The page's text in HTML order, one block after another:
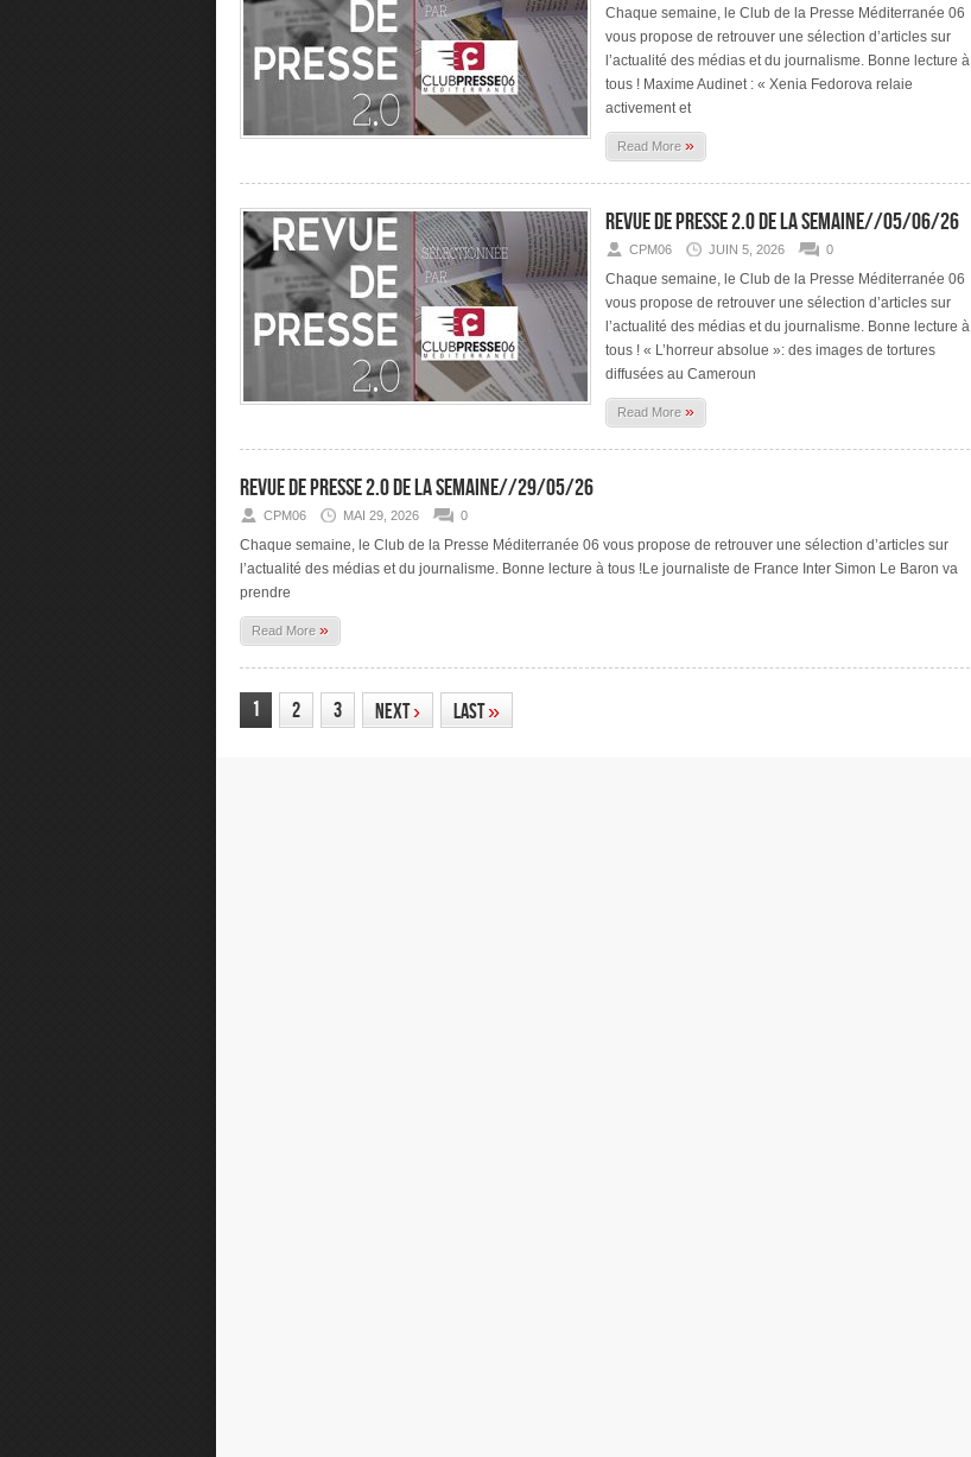
Chaque semaine, le Club de la Presse Méditerranée 06
vous propose de retrouver une sélection d’articles sur
l’actualité des médias et du journalisme. Bonne lecture à
tous ! Maxime Audinet : « Xenia Fedorova relaie
activement et
Read More »
Revue de presse 2.0 de la semaine//05/06/26
CPM06 JUIN 5, 2026 0
Chaque semaine, le Club de la Presse Méditerranée 06
vous propose de retrouver une sélection d’articles sur
l’actualité des médias et du journalisme. Bonne lecture à
tous ! « L’horreur absolue »: des images de tortures
diffusées au Cameroun
Read More »
Revue de presse 2.0 de la semaine//29/05/26
CPM06 MAI 29, 2026 0
Chaque semaine, le Club de la Presse Méditerranée 06 vous propose de retrouver une sélection d’articles sur
l’actualité des médias et du journalisme. Bonne lecture à tous !Le journaliste de France Inter Simon Le Baron va
prendre
Read More »
1 2 3 Next› Last»